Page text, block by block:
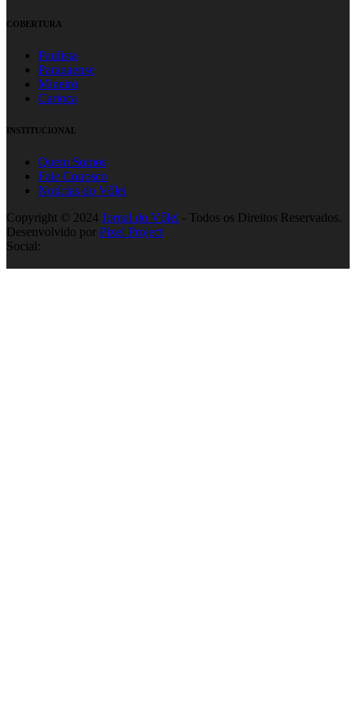
COBERTURA
Paulista
Paranaense
Mineiro
Carioca
INSTITUCIONAL
Quem Somos
Fale Conosco
Notícias do Vôlei
Copyright © 2024 Jornal do Vôlei - Todos os Direitos Reservados.
Desenvolvido por Pixel Project
Social: